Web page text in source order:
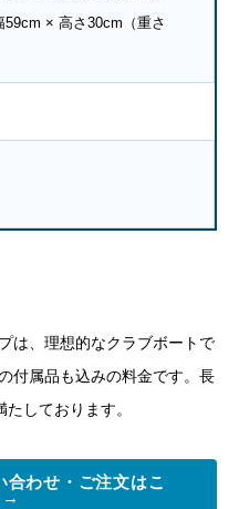
× 高さ30cm（重さ
は、理想的なクラブボートで
付属品も込みの料金です。長
たしております。
合わせ・ご注文はこ
→